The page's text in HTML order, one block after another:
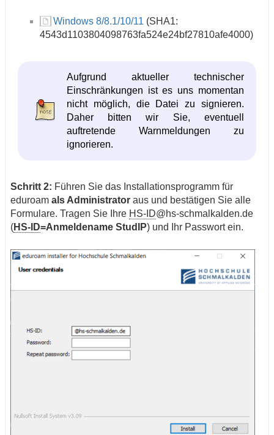
Windows 8/8.1/10/11 (SHA1:
4543d1103804098763fa524e24bf27810afe4000)
Aufgrund aktueller technischer
Einschränkungen ist es uns momentan
nicht möglich, die Datei zu signieren.
Daher bitten wir Sie, eventuell
auftretende Warnmeldungen zu
ignorieren.
Schritt 2: Führen Sie das Installationsprogramm für
eduroam als Administrator aus und bestätigen Sie alle
Formulare. Tragen Sie Ihre HS-ID@hs-schmalkalden.de
(HS-ID=Anmeldename StudIP) und Ihr Passwort ein.